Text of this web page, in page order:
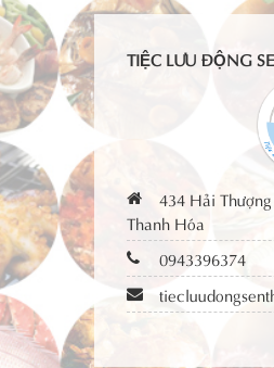
TIỆC LƯU ĐỘNG
434 Hải
Thanh Hóa
0943396374